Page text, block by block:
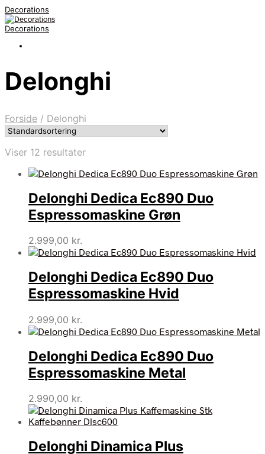
Decorations
Decorations
Delonghi
Forside / Delonghi
Viser 12 resultater
Delonghi Dedica Ec890 Duo
Espressomaskine Grøn
2.999,00 kr.
Delonghi Dedica Ec890 Duo
Espressomaskine Hvid
2.999,00 kr.
Delonghi Dedica Ec890 Duo
Espressomaskine Metal
2.990,00 kr.
Delonghi Dinamica Plus